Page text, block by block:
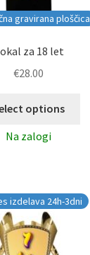
gravirana ploščica
za 18 let
€28.00
options
Na zalogi
izdelava 24h-3dni